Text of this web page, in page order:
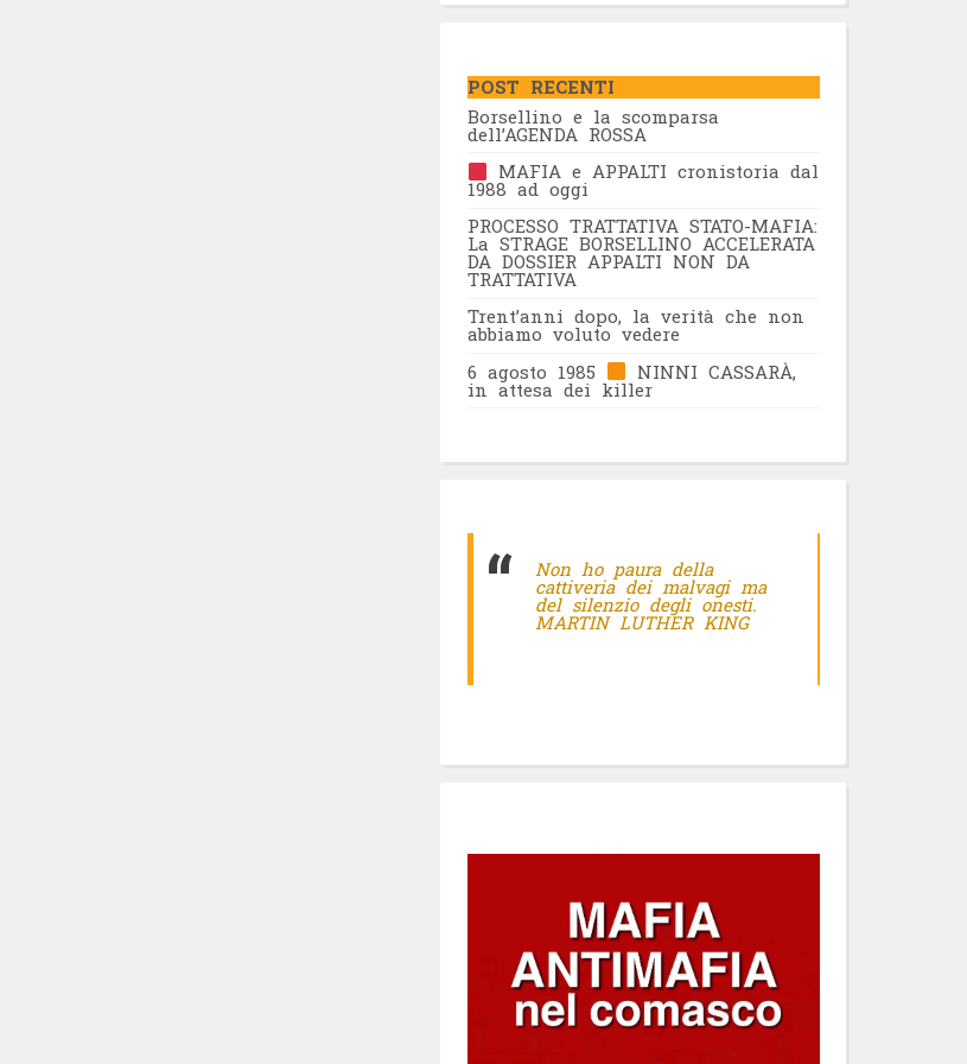
POST RECENTI
Borsellino e la scomparsa
dell’AGENDA ROSSA
MAFIA e APPALTI cronistoria dal
1988 ad oggi
PROCESSO TRATTATIVA STATO-MAFIA:
La STRAGE BORSELLINO ACCELERATA
DA DOSSIER APPALTI NON DA
TRATTATIVA
Trent’anni dopo, la verità che non
abbiamo voluto vedere
6 agosto 1985
NINNI CASSARÀ,
in attesa dei killer
Non ho paura della
cattiveria dei malvagi ma
del silenzio degli onesti.
MARTIN LUTHER KING